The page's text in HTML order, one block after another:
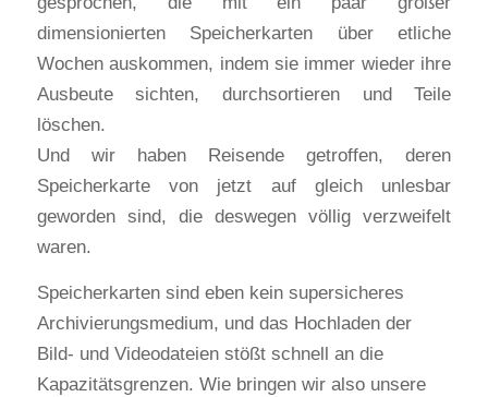
dimensionierten Speicherkarten über etliche
Wochen auskommen, indem sie immer wieder ihre
Ausbeute sichten, durchsortieren und Teile
löschen.
Und wir haben Reisende getroffen, deren
Speicherkarte von jetzt auf gleich unlesbar
geworden sind, die deswegen völlig verzweifelt
waren.
Speicherkarten sind eben kein supersicheres
Archivierungsmedium, und das Hochladen der
Bild- und Videodateien stößt schnell an die
Kapazitätsgrenzen. Wie bringen wir also unsere